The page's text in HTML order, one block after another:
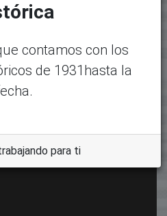
contamos con los
de 1931hasta la
para ti